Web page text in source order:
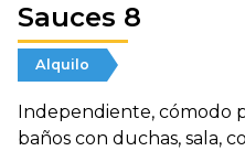
Sauces 8
Alquilo
Independiente, cómodo
baños con duchas, sala,